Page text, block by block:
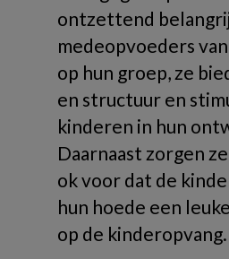
ontzettend
medeopvoeders
op hun groep, ze
en structuur en
kinderen in hun
Daarnaast zorgen
ok voor dat de
hun hoede een
op de kinderopvang.